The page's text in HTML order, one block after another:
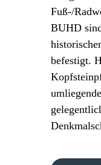
Fuß-/
BUHD
befestigt.